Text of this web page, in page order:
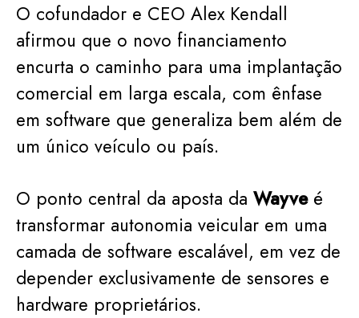
O cofundador e CEO Alex Kendall
afirmou que o novo financiamento
encurta o caminho para uma implantação
comercial em larga escala, com ênfase
em software que generaliza bem além de
um único veículo ou país.
O ponto central da aposta da Wayveé
transformar autonomia veicular em uma
camada de software escalável, em vez de
depender exclusivamente de sensores e
hardware proprietários.